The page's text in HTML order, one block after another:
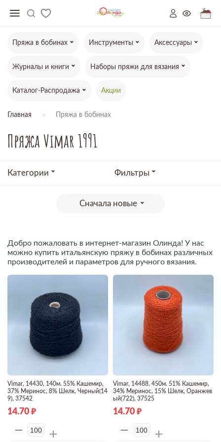
Пряжа в бобинах Инструменты Аксессуары
Журналы и книги Наборы пряжи для вязания
Каталог-Распродажа Акции
Главная Пряжа в бобинах
Пряжа Vimar 1991
Категории Фильтры
Сначала новые
Добро пожаловать в интернет-магазин Олинда! У нас
можно купить итальянскую пряжу в бобинах различных
производителей и параметров для ручного вязания.
Vimar, 14430, 140м. 55% Кашемир,
37% Меринос, 8% Шелк, Черный(14
9), 37542
14.70
Vimar, 14488, 450м. 51% Кашемир,
34% Меринос, 15% Шелк, Оранжев
ый(722), 37525
14.70